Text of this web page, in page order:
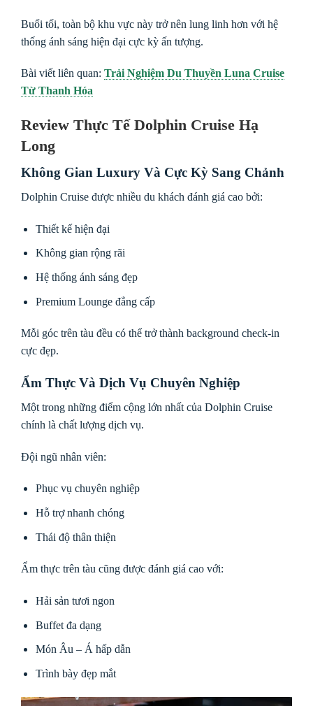
Buổi tối, toàn bộ khu vực này trở nên lung linh hơn với hệ
thống ánh sáng hiện đại cực kỳ ấn tượng.
Bài viết liên quan: Trải Nghiệm Du Thuyền Luna Cruise
Từ Thanh Hóa
Review Thực Tế Dolphin Cruise Hạ
Long
Không Gian Luxury Và Cực Kỳ Sang Chảnh
Dolphin Cruise được nhiều du khách đánh giá cao bởi:
Thiết kế hiện đại
Không gian rộng rãi
Hệ thống ánh sáng đẹp
Premium Lounge đẳng cấp
Mỗi góc trên tàu đều có thể trở thành background check-in
cực đẹp.
Ẩm Thực Và Dịch Vụ Chuyên Nghiệp
Một trong những điểm cộng lớn nhất của Dolphin Cruise
chính là chất lượng dịch vụ.
Đội ngũ nhân viên:
Phục vụ chuyên nghiệp
Hỗ trợ nhanh chóng
Thái độ thân thiện
Ẩm thực trên tàu cũng được đánh giá cao với:
Hải sản tươi ngon
Buffet đa dạng
Món Âu – Á hấp dẫn
Trình bày đẹp mắt